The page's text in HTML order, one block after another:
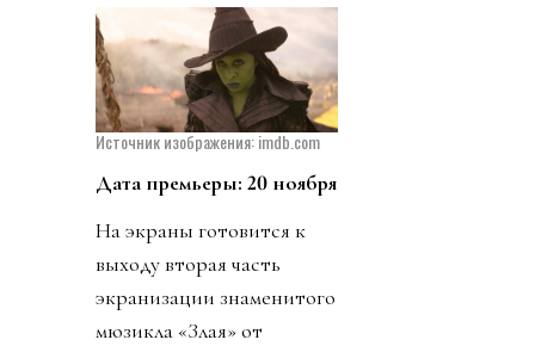
Источник изображения: imdb.com
Дата премьеры: 20 ноября
На экраны готовится к
выходу вторая часть
экранизации знаменитого
мюзикла «Злая» от